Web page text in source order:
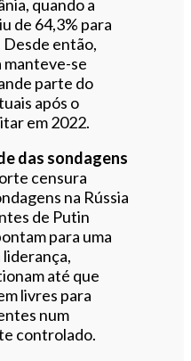
quando a
de 64,3% para
Desde então,
manteve-se
parte do
após o
em 2022.
das sondagens
censura
na Rússia
de Putin
para uma
liderança,
até que
livres para
num
controlado.